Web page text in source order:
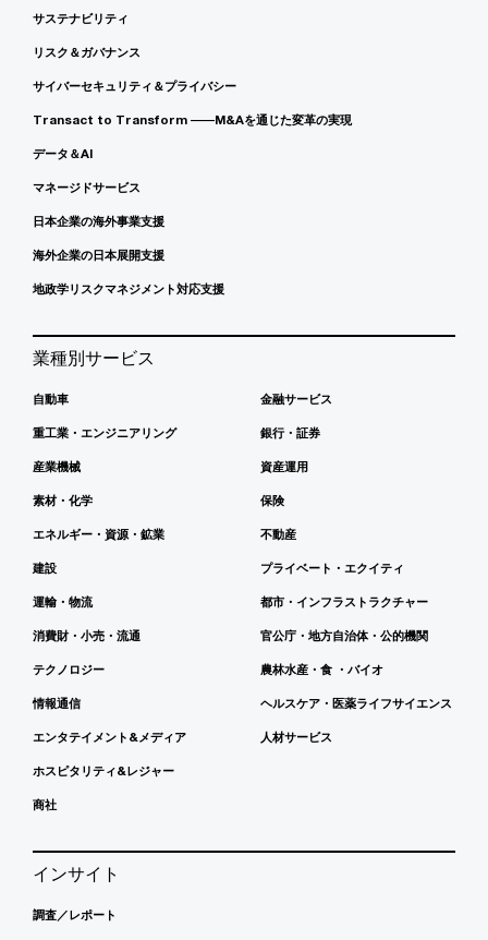
サステナビリティ
リスク＆ガバナンス
サイバーセキュリティ＆プライバシー
Transact to Transform ――M&Aを通じた変革の実現
データ＆AI
マネージドサービス
日本企業の海外事業支援
海外企業の日本展開支援
地政学リスクマネジメント対応支援
業種別サービス
自動車
重工業・エンジニアリング
産業機械
素材・化学
エネルギー・資源・鉱業
建設
運輸・物流
消費財・小売・流通
テクノロジー
情報通信
エンタテイメント&メディア
ホスピタリティ&レジャー
商社
金融サービス
銀行・証券
資産運用
保険
不動産
プライベート・エクイティ
都市・インフラストラクチャー
官公庁・地方自治体・公的機関
農林水産・食 ・バイオ
ヘルスケア・医薬ライフサイエンス
人材サービス
インサイト
調査／レポート